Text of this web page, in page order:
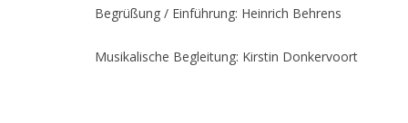
Begrüßung / Einführung: Heinrich Behrens
Musikalische Begleitung: Kirstin Donkervoort